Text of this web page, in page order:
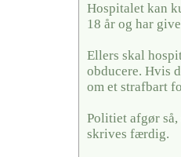
Hospitalet kan
18 år og har
Ellers skal
obducere. Hvis
om et strafbart
Politiet afgør så,
skrives færdig.